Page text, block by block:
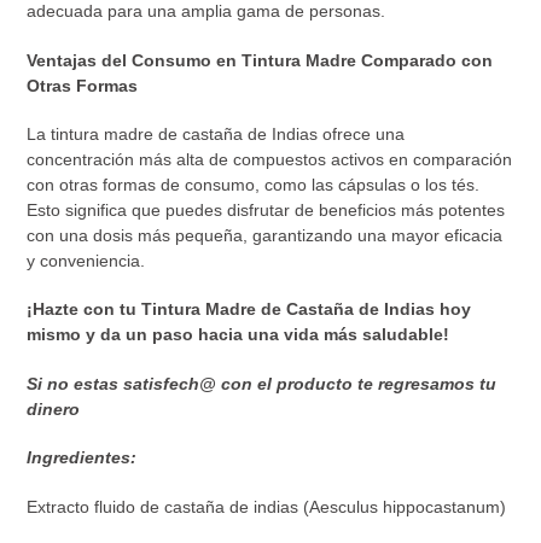
adecuada para una amplia gama de personas.
Ventajas del Consumo en Tintura Madre Comparado con
Otras Formas
La tintura madre de castaña de Indias ofrece una
concentración más alta de compuestos activos en comparación
con otras formas de consumo, como las cápsulas o los tés.
Esto significa que puedes disfrutar de beneficios más potentes
con una dosis más pequeña, garantizando una mayor eficacia
y conveniencia.
¡Hazte con tu Tintura Madre de Castaña de Indias hoy
mismo y da un paso hacia una vida más saludable!
Si no estas satisfech@ con el producto te regresamos tu
dinero
Ingredientes:
Extracto fluido de castaña de indias (Aesculus hippocastanum)